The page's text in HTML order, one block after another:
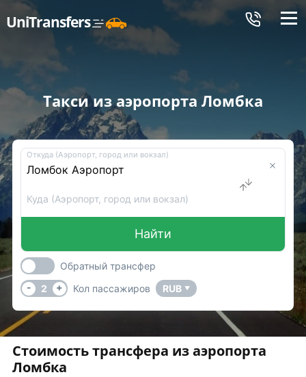
UniTransfers Меню
Такси из аэропорта Ломбка
Откуда (Аэропорт, город или вокзал)
Куда (Аэропорт, город или вокзал)
Найти
Обратный трансфер
-
2 + Кол пассажиров RUB ▼
Стоимость трансфера из аэропорта
Ломбка